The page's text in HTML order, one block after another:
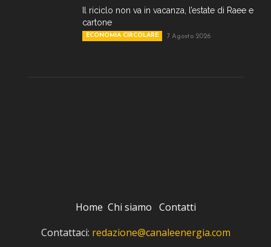
Il riciclo non va in vacanza, l’estate di Raee e
cartone
ECONOMIA CIRCOLARE 7 Agosto 2026
Home Chi siamo Contatti
Contattaci: redazione@canaleenergia.com